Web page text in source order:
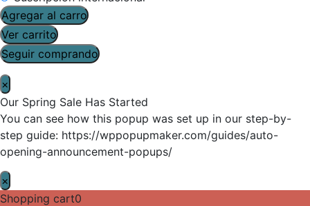
Agregar al carro
Ver carrito
Seguir comprando
×
Our Spring Sale Has Started
You can see how this popup was set up in our step-by-
step guide: https://wppopupmaker.com/guides/auto-
opening-announcement-popups/
×
Shopping cart0